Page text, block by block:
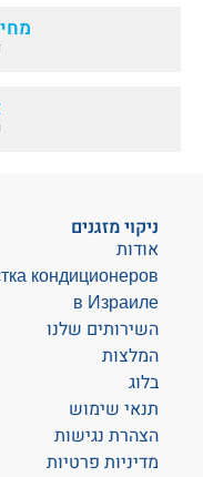
ניקוי מזגנים
אודות
кондиционеров
в Израиле
השירותים שלנו
המלצות
בלוג
תנאי שימוש
הצהרת נגישות
מדיניות פרטיות